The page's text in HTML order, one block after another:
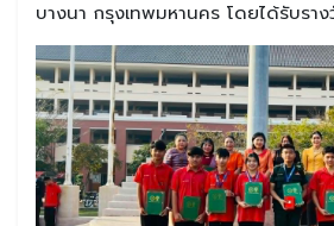
บางนา กรุงเทพมหานคร โดยได้รับรา